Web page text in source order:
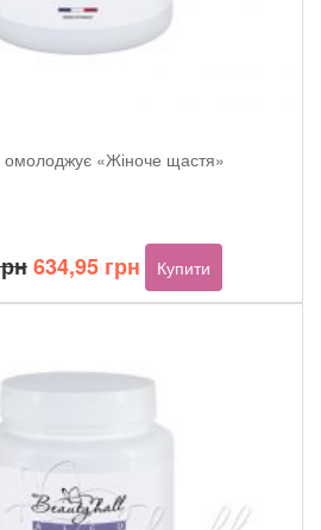
омолоджує «Жіноче щастя»
Оригінальна
ціна:
634,95 грнПоточна
ціна:
Купити